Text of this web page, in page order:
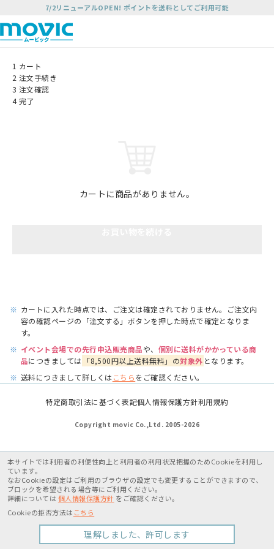
7/2リニューアルOPEN! ポイントを送料としてご利用可能
1 カート
2 注文手続き
3 注文確認
4 完了
カートに商品がありません。
※ カートに入れた時点では、ご注文は確定されておりません。ご注文内
容の確認ページの「注文する」ボタンを押した時点で確定となりま
す。
※ イベント会場での先行申込販売商品や、 個別に送料がかかっている商
品につきましては 「8,500円以上送料無料」の対象外 となります。
※ 送料につきまして詳しくはこちらをご確認ください。
特定商取引法に基づく表記個人情報保護方針利用規約
Copyright movic Co.,Ltd. 2005-2026
本サイトでは利用者の利便性向上と利用者の利用状況把握のためCookieを利用し
ています。
なおCookieの設定はご利用のブラウザの設定でも変更することができますので、
ブロックを希望される場合等にご利用ください。
詳細については 個人情報保護方針 をご確認ください。
Cookieの拒否方法は こちら
理解しました、許可します